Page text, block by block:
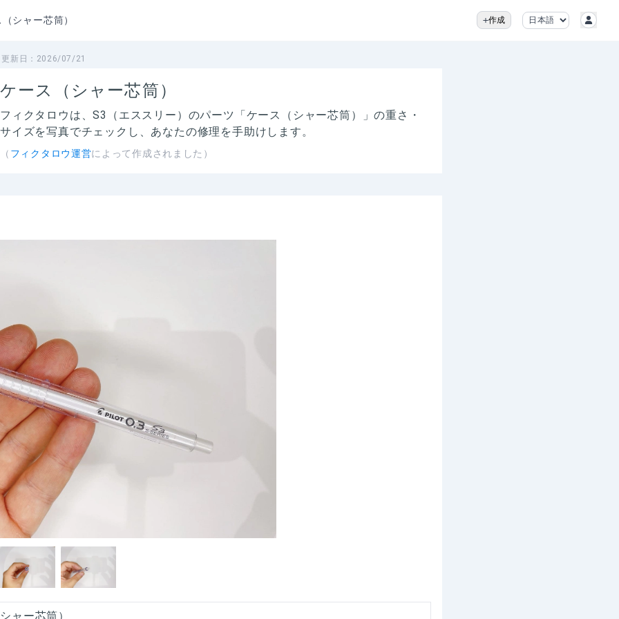
シャー芯筒） 作成
更新日： 2026/07/21
ケース（シャー芯筒）
フィクタロウは、S3（エススリー）のパーツ「ケース（シャー芯筒）」の重さ・
サイズを写真でチェックし、あなたの修理を手助けします。
（ フィクタロウ運営によって作成されました）
ャー芯筒）